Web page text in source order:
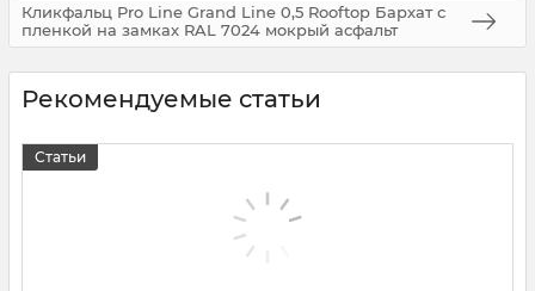
Кликфальц Pro Line Grand Line 0,5 Rooftop Бархат с
пленкой на замках RAL 7024 мокрый асфальт
Рекомендуемые статьи
Статьи